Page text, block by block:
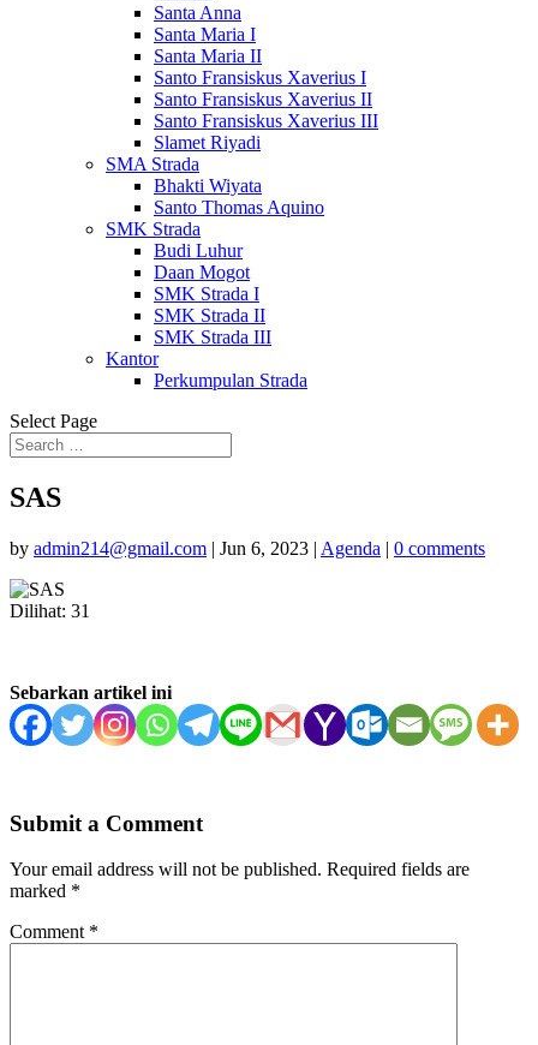
Santa Anna
Santa Maria I
Santa Maria II
Santo Fransiskus Xaverius I
Santo Fransiskus Xaverius II
Santo Fransiskus Xaverius III
Slamet Riyadi
SMA Strada
Bhakti Wiyata
Santo Thomas Aquino
SMK Strada
Budi Luhur
Daan Mogot
SMK Strada I
SMK Strada II
SMK Strada III
Kantor
Perkumpulan Strada
Select Page
SAS
by admin214@gmail.com | Jun 6, 2023 | Agenda | 0 comments
Dilihat: 31
Sebarkan artikel ini
Submit a Comment
Your email address will not be published. Required fields are
marked *
Comment *